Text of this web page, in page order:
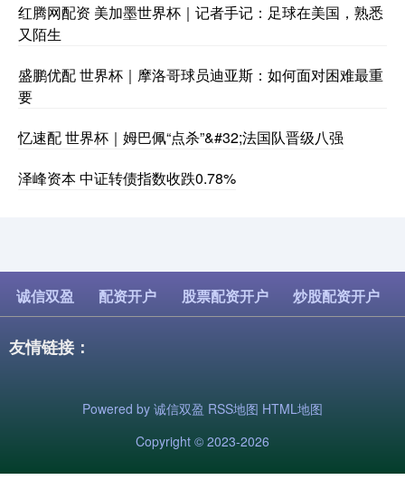
红腾网配资 美加墨世界杯｜记者手记：足球在美国，熟悉
又陌生
盛鹏优配 世界杯｜摩洛哥球员迪亚斯：如何面对困难最重
要
忆速配 世界杯｜姆巴佩“点杀”&#32;法国队晋级八强
泽峰资本 中证转债指数收跌0.78%
诚信双盈 配资开户 股票配资开户 炒股配资开户
友情链接：
Powered by 诚信双盈 RSS地图 HTML地图
Copyright © 2023-2026